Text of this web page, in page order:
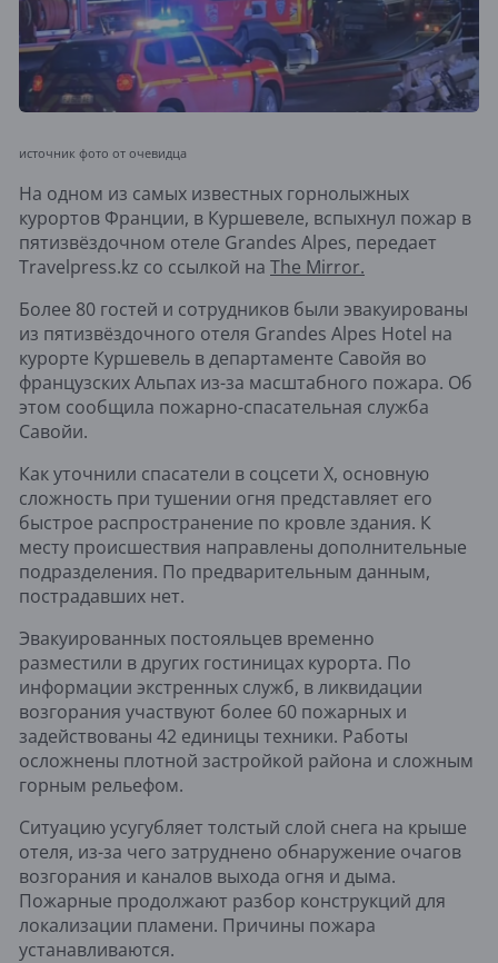
источник фото от очевидца
На одном из самых известных горнолыжных
курортов Франции, в Куршевеле, вспыхнул пожар в
пятизвёздочном отеле Grandes Alpes, передает
Travelpress.kz со ссылкой на The Mirror.
Более 80 гостей и сотрудников были эвакуированы
из пятизвёздочного отеля Grandes Alpes Hotel на
курорте Куршевель в департаменте Савойя во
французских Альпах из-за масштабного пожара. Об
этом сообщила пожарно-спасательная служба
Савойи.
Как уточнили спасатели в соцсети X, основную
сложность при тушении огня представляет его
быстрое распространение по кровле здания. К
месту происшествия направлены дополнительные
подразделения. По предварительным данным,
пострадавших нет.
Эвакуированных постояльцев временно
разместили в других гостиницах курорта. По
информации экстренных служб, в ликвидации
возгорания участвуют более 60 пожарных и
задействованы 42 единицы техники. Работы
осложнены плотной застройкой района и сложным
горным рельефом.
Ситуацию усугубляет толстый слой снега на крыше
отеля, из-за чего затруднено обнаружение очагов
возгорания и каналов выхода огня и дыма.
Пожарные продолжают разбор конструкций для
локализации пламени. Причины пожара
устанавливаются.